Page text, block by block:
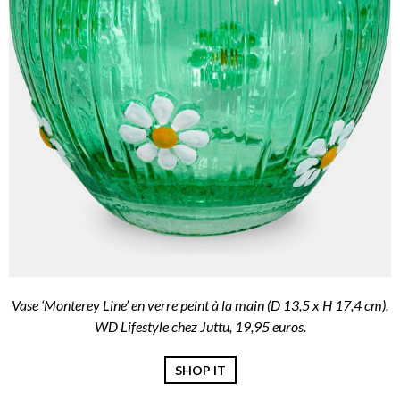
Vase ‘Monterey Line’ en verre peint à la main (D 13,5 x H 17,4 cm),
WD Lifestyle chez Juttu, 19,95 euros.
SHOP IT